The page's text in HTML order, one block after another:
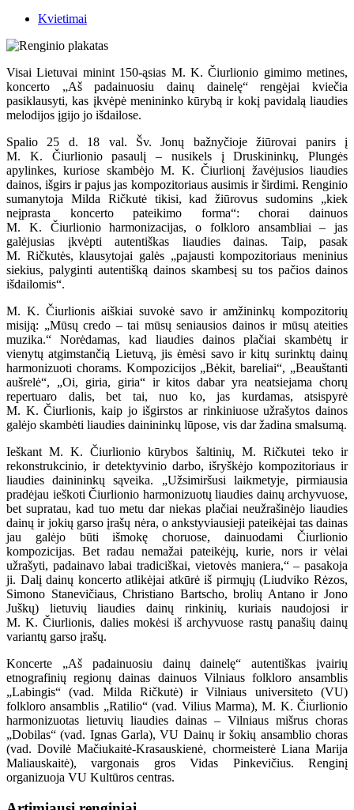
Kvietimai
Visai Lietuvai minint 150-ąsias M. K. Čiurlionio gimimo metines,
koncerto „Aš padainuosiu dainų dainelę“ rengėjai kviečia
pasiklausyti, kas įkvėpė menininko kūrybą ir kokį pavidalą liaudies
melodijos įgijo jo išdailose.
Spalio 25 d. 18 val. Šv. Jonų bažnyčioje žiūrovai panirs į
M. K. Čiurlionio pasaulį – nusikels į Druskininkų, Plungės
apylinkes, kuriose skambėjo M. K. Čiurlionį žavėjusios liaudies
dainos, išgirs ir pajus jas kompozitoriaus ausimis ir širdimi. Renginio
sumanytoja Milda Ričkutė tikisi, kad žiūrovus sudomins „kiek
neįprasta koncerto pateikimo forma“: chorai dainuos
M. K. Čiurlionio harmonizacijas, o folkloro ansambliai – jas
galėjusias įkvėpti autentiškas liaudies dainas. Taip, pasak
M. Ričkutės, klausytojai galės „pajausti kompozitoriaus meninius
siekius, palyginti autentišką dainos skambesį su tos pačios dainos
išdailomis“.
M. K. Čiurlionis aiškiai suvokė savo ir amžininkų kompozitorių
misiją: „Mūsų credo – tai mūsų seniausios dainos ir mūsų ateities
muzika.“ Norėdamas, kad liaudies dainos plačiai skambėtų ir
vienytų atgimstančią Lietuvą, jis ėmėsi savo ir kitų surinktų dainų
harmonizuoti chorams. Kompozicijos „Bėkit, bareliai“, „Beauštanti
aušrelė“, „Oi, giria, giria“ ir kitos dabar yra neatsiejama chorų
repertuaro dalis, bet tai, nuo ko, jas kurdamas, atsispyrė
M. K. Čiurlionis, kaip jo išgirstos ar rinkiniuose užrašytos dainos
galėjo skambėti liaudies dainininkų lūpose, vis dar žadina smalsumą.
Ieškant M. K. Čiurlionio kūrybos šaltinių, M. Ričkutei teko ir
rekonstrukcinio, ir detektyvinio darbo, išryškėjo kompozitoriaus ir
liaudies dainininkų sąveika. „Užsimiršusi laikmetyje, pirmiausia
pradėjau ieškoti Čiurlionio harmonizuotų liaudies dainų archyvuose,
bet supratau, kad tuo metu dar niekas plačiai neužrašinėjo liaudies
dainų ir jokių garso įrašų nėra, o ankstyviausieji pateikėjai tas dainas
jau galėjo būti išmokę choruose, dainuodami Čiurlionio
kompozicijas. Bet radau nemažai pateikėjų, kurie, nors ir vėlai
užrašyti, padainavo labai tradiciškai, vietovės maniera,“ – pasakoja
ji. Dalį dainų koncerto atlikėjai atkūrė iš pirmųjų (Liudviko Rėzos,
Simono Stanevičiaus, Christiano Bartscho, brolių Antano ir Jono
Juškų) lietuvių liaudies dainų rinkinių, kuriais naudojosi ir
M. K. Čiurlionis, dalies mokėsi iš archyvuose rastų panašių dainų
variantų garso įrašų.
Koncerte „Aš padainuosiu dainų dainelę“ autentiškas įvairių
etnografinių regionų dainas dainuos Vilniaus folkloro ansamblis
„Labingis“ (vad. Milda Ričkutė) ir Vilniaus universiteto (VU)
folkloro ansamblis „Ratilio“ (vad. Vilius Marma), M. K. Čiurlionio
harmonizuotas lietuvių liaudies dainas – Vilniaus mišrus choras
„Dobilas“ (vad. Ignas Garla), VU Dainų ir šokių ansamblio choras
(vad. Dovilė Mačiukaitė-Krasauskienė, chormeisterė Liana Marija
Maliauskaitė), vargonais gros Vidas Pinkevičius. Renginį
organizuoja VU Kultūros centras.